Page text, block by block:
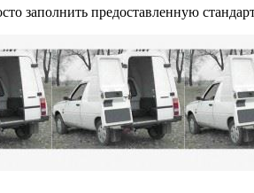
заполнить предоставленную